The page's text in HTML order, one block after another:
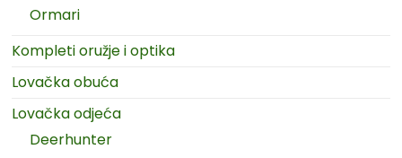
Ormari
Kompleti oružje i optika
Lovačka obuća
Lovačka odjeća
Deerhunter